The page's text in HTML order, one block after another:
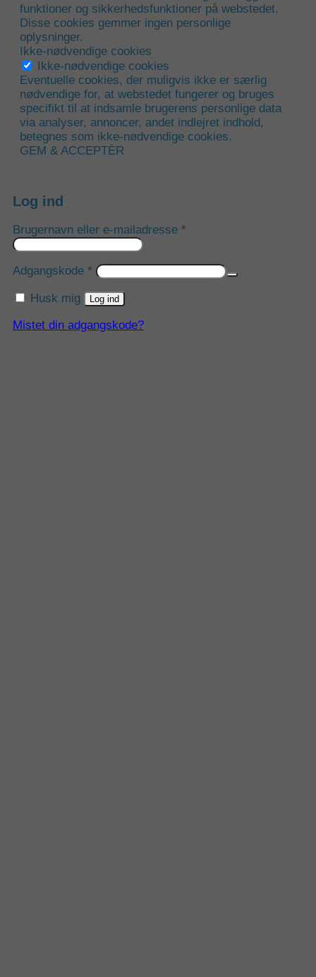
funktioner og sikkerhedsfunktioner på webstedet.
Disse cookies gemmer ingen personlige
oplysninger.
Ikke-nødvendige cookies
Ikke-nødvendige cookies
Eventuelle cookies, der muligvis ikke er særlig
nødvendige for, at webstedet fungerer og bruges
specifikt til at indsamle brugerens personlige data
via analyser, annoncer, andet indlejret indhold,
betegnes som ikke-nødvendige cookies.
GEM & ACCEPTÈR
Log ind
Brugernavn eller e-mailadresse *
Adgangskode * Påkrævet
Husk mig Log ind
Mistet din adgangskode?